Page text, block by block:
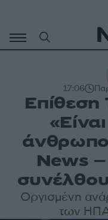
περιεχόμενο
17:06
Επίθεση
News
Οργισμένη
των ΗΠΑ